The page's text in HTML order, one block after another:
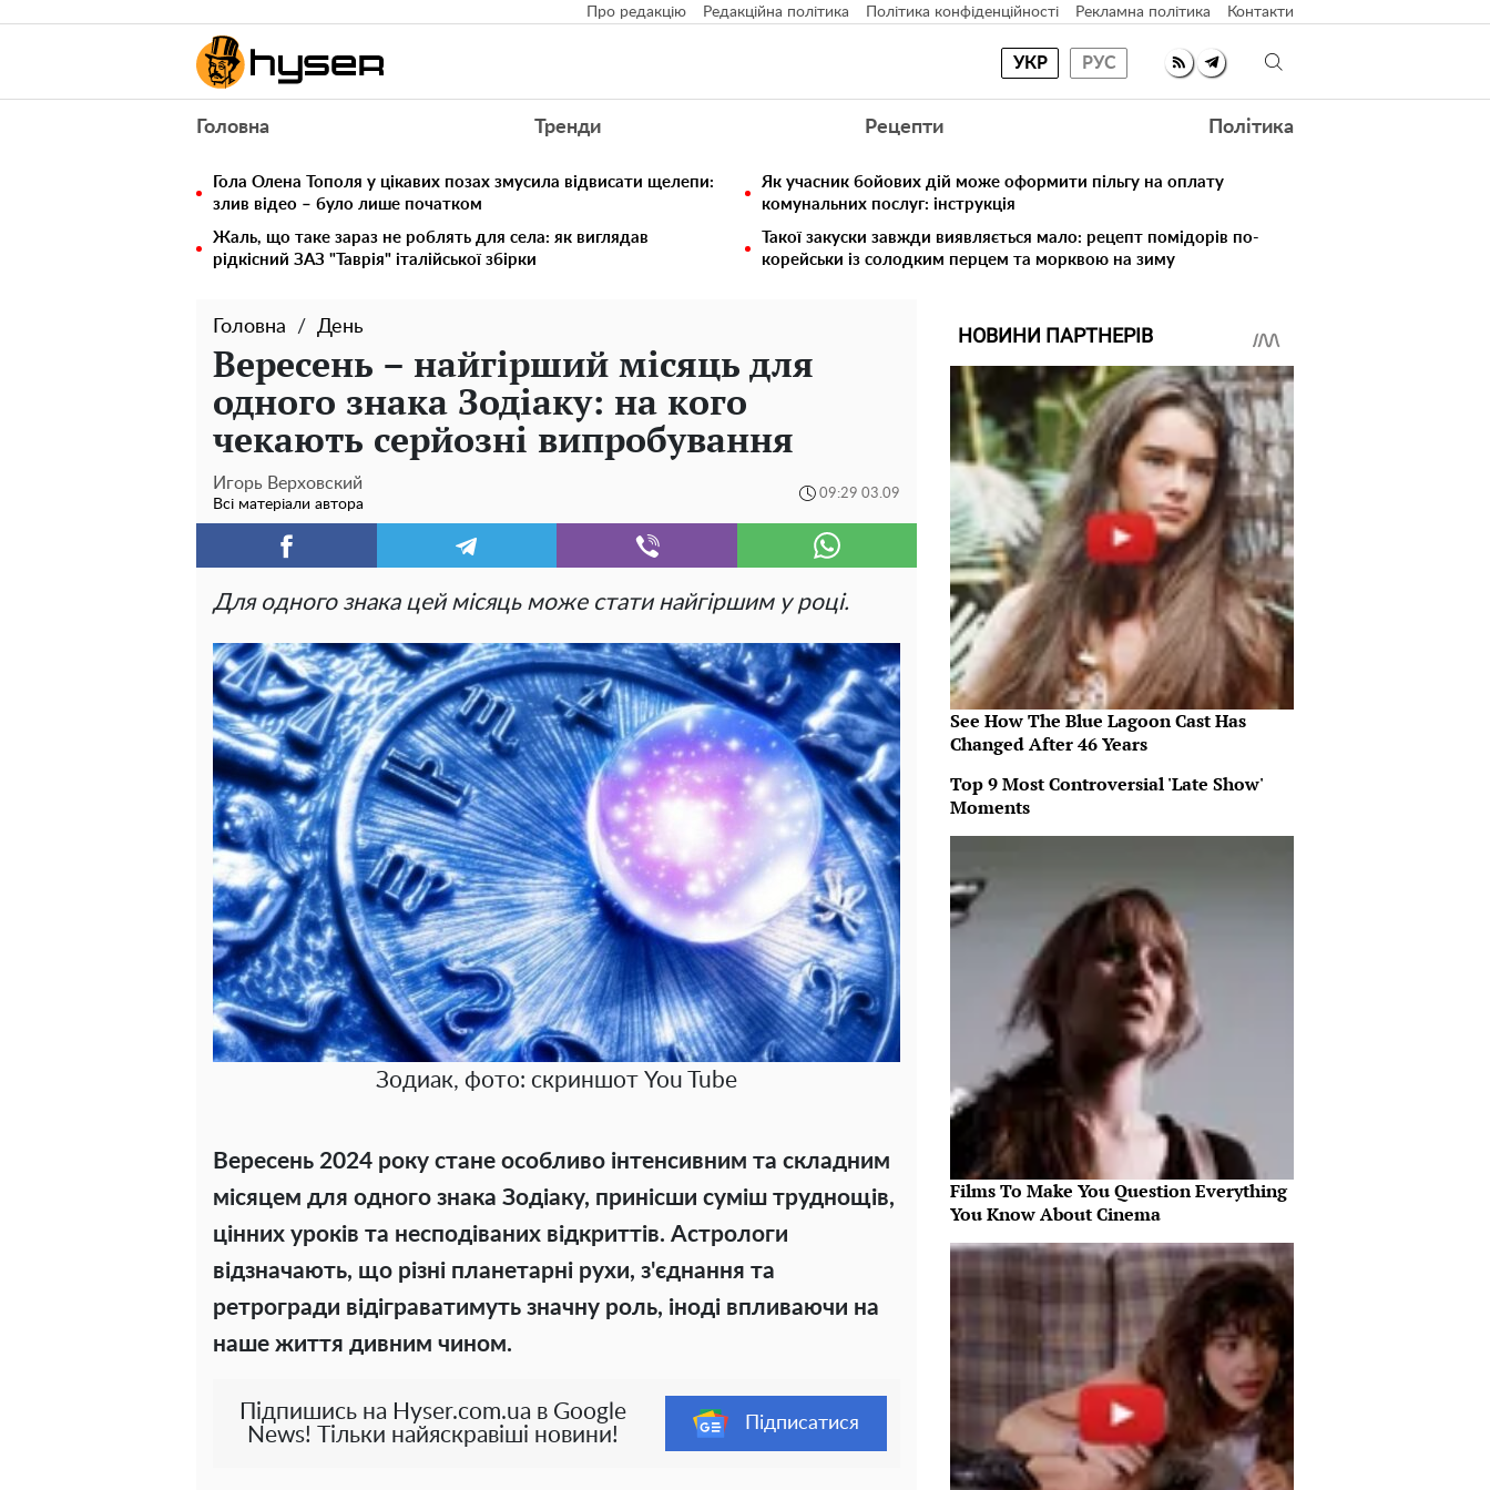
Про редакцію Редакційна політика Політика конфіденційності Рекламна політика Контакти
УКР РУС
Головна Тренди Рецепти Політика
Гола Олена Тополя у цікавих позах змусила відвисати щелепи:
злив відео – було лише початком
Як учасник бойових дій може оформити пільгу на оплату
комунальних послуг: інструкція
Жаль, що таке зараз не роблять для села: як виглядав
рідкісний ЗАЗ "Таврія" італійської збірки
Такої закуски завжди виявляється мало: рецепт помідорів по-
корейськи із солодким перцем та морквою на зиму
Головна День
Вересень – найгірший місяць для
одного знака Зодіаку: на кого
чекають серйозні випробування
Игорь Верховский
Всі матеріали автора
09:29 03.09
Для одного знака цей місяць може стати найгіршим у році.
Зодиак, фото: скриншот You Tube
Вересень 2024 року стане особливо інтенсивним та складним
місяцем для одного знака Зодіаку, принісши суміш труднощів,
цінних уроків та несподіваних відкриттів. Астрологи
відзначають, що різні планетарні рухи, з'єднання та
ретрогради відіграватимуть значну роль, іноді впливаючи на
наше життя дивним чином.
Підпишись на Hyser.com.ua в Google
News! Тільки найяскравіші новини!
Підписатися
НОВИНИ ПАРТНЕРІВ
See How The Blue Lagoon Cast Has
Changed After 46 Years
Top 9 Most Controversial 'Late Show'
Moments
Films To Make You Question Everything
You Know About Cinema